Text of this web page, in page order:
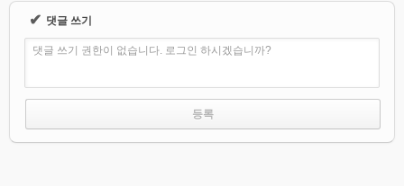
✔ 댓글 쓰기
댓글 쓰기 권한이 없습니다. 로그인 하시겠습니까?